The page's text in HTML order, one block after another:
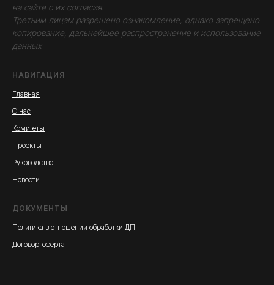
на сайте с их согласия.
Третьим лицам разрешено ознакомление, однако запрещено
копирование, дальнейшее распространение и использование
данных
НАВИГАЦИЯ
Главная
О нас
Комитеты
Проекты
Руководство
Новости
ДОКУМЕНТЫ
Политика в отношении обработки ДП
Договор-оферта